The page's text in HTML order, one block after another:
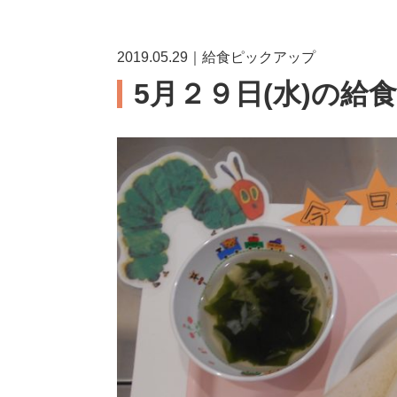
2019.05.29｜給食ピックアップ
5月２９日(水)の給食